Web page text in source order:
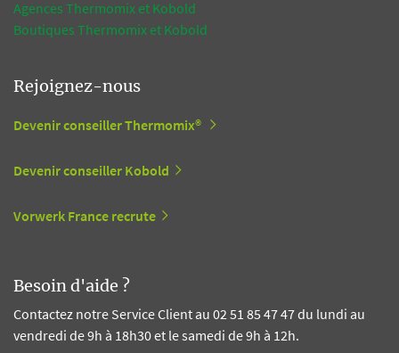
Agences Thermomix et Kobold
Boutiques Thermomix et Kobold
Rejoignez-nous
Devenir conseiller Thermomix®
Devenir conseiller Kobold
Vorwerk France recrute
Besoin d'aide ?
Contactez notre Service Client au 02 51 85 47 47 du lundi au
vendredi de 9h à 18h30 et le samedi de 9h à 12h.